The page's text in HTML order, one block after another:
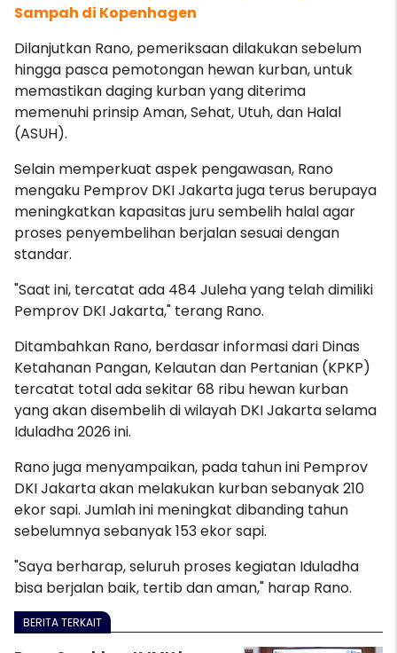
Sampah di Kopenhagen
Dilanjutkan Rano, pemeriksaan dilakukan sebelum
hingga pasca pemotongan hewan kurban, untuk
memastikan daging kurban yang diterima
memenuhi prinsip Aman, Sehat, Utuh, dan Halal
(ASUH).
Selain memperkuat aspek pengawasan, Rano
mengaku Pemprov DKI Jakarta juga terus berupaya
meningkatkan kapasitas juru sembelih halal agar
proses penyembelihan berjalan sesuai dengan
standar.
"Saat ini, tercatat ada 484 Juleha yang telah dimiliki
Pemprov DKI Jakarta," terang Rano.
Ditambahkan Rano, berdasar informasi dari Dinas
Ketahanan Pangan, Kelautan dan Pertanian (KPKP)
tercatat total ada sekitar 68 ribu hewan kurban
yang akan disembelih di wilayah DKI Jakarta selama
Iduladha 2026 ini.
Rano juga menyampaikan, pada tahun ini Pemprov
DKI Jakarta akan melakukan kurban sebanyak 210
ekor sapi. Jumlah ini meningkat dibanding tahun
sebelumnya sebanyak 153 ekor sapi.
"Saya berharap, seluruh proses kegiatan Iduladha
bisa berjalan baik, tertib dan aman," harap Rano.
BERITA TERKAIT